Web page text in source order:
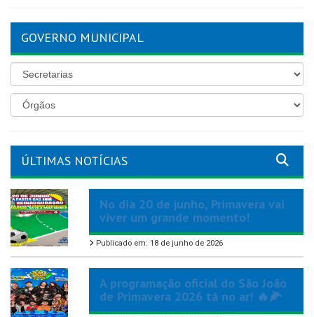
GOVERNO MUNICIPAL
ÚLTIMAS NOTÍCIAS
No dia 20 de junho, Primavera vai
viver um grande momento!
Publicado em: 18 de junho de 2026
A programação oficial do São João
de Primavera 2026 tá no ar! 🔥🌽